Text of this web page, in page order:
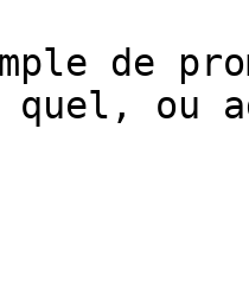
de
ou